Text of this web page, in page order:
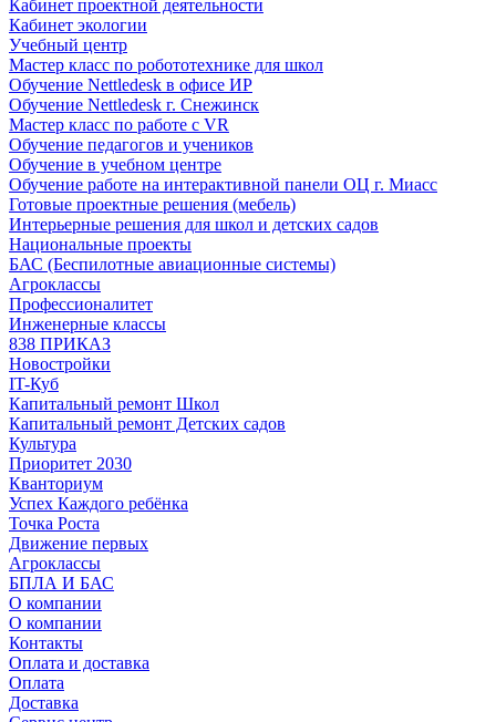
Кабинет проектной деятельности
Кабинет экологии
Учебный центр
Мастер класс по робототехнике для школ
Обучение Nettledesk в офисе ИР
Обучение Nettledesk г. Снежинск
Мастер класс по работе с VR
Обучение педагогов и учеников
Обучение в учебном центре
Обучение работе на интерактивной панели ОЦ г. Миасс
Готовые проектные решения (мебель)
Интерьерные решения для школ и детских садов
Национальные проекты
БАС (Беспилотные авиационные системы)
Агроклассы
Профессионалитет
Инженерные классы
838 ПРИКАЗ
Новостройки
IT-Куб
Капитальный ремонт Школ
Капитальный ремонт Детских садов
Культура
Приоритет 2030
Кванториум
Успех Каждого ребёнка
Точка Роста
Движение первых
Агроклассы
БПЛА И БАС
О компании
О компании
Контакты
Оплата и доставка
Оплата
Доставка